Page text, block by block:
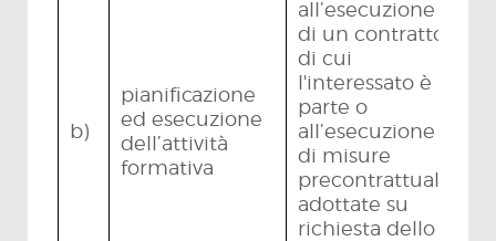
b)
pianificazione
ed esecuzione
dell’attività
formativa
all’esecuzione
di un contratto
di cui
l'interessato è
parte o
all’esecuzione
di misure
precontrattuali
adottate su
richiesta dello